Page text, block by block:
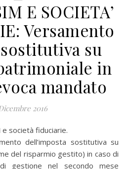
E SOCIETA’
Versamento
su
in
mandato
2016
e società fiduciarie.
dell’imposta sostitutiva su
del risparmio gestito) in caso di
gestione nel secondo mese